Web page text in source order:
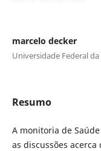
marcelo decker
Universidade Federal
Resumo
A monitoria de
as discussões